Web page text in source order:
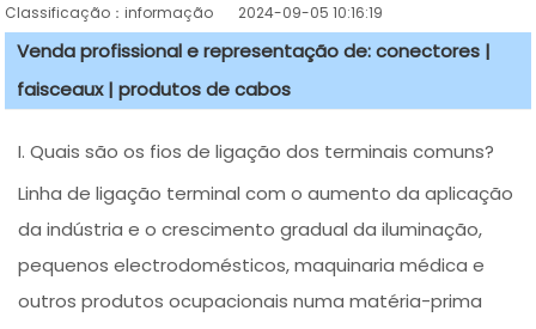
Classificação：informação 2024-09-05 10:16:19
Venda profissional e representação de: conectores |
faisceaux | produtos de cabos
I. Quais são os fios de ligação dos terminais comuns?
Linha de ligação terminal com o aumento da aplicação
da indústria e o crescimento gradual da iluminação,
pequenos electrodomésticos, maquinaria médica e
outros produtos ocupacionais numa matéria-prima